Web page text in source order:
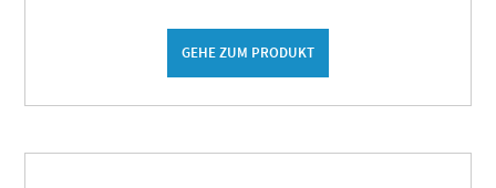
GEHE ZUM PRODUKT